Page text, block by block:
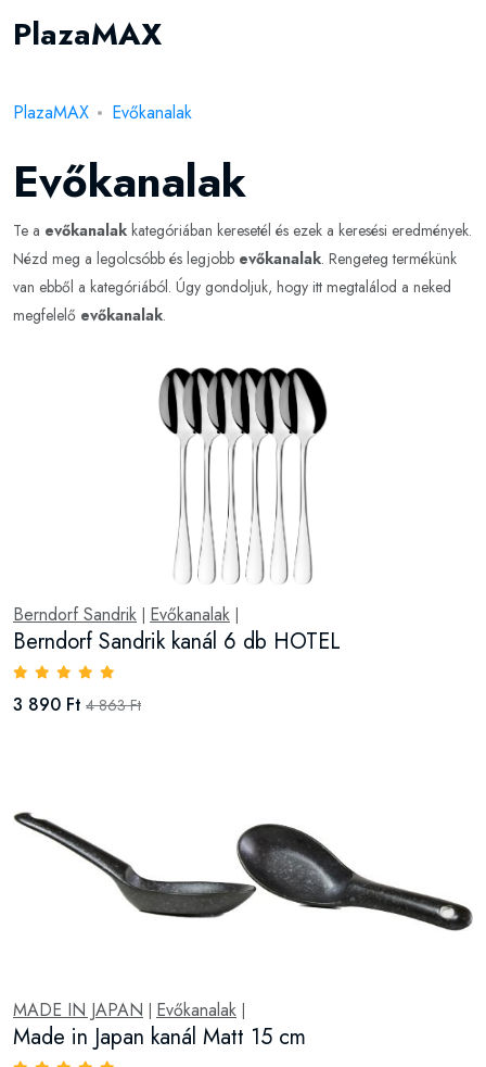
PlazaMAX
PlazaMAX Evőkanalak
Evőkanalak
Te a evőkanalak kategóriában keresetél és ezek a keresési eredmények.
Nézd meg a legolcsóbb és legjobb evőkanalak. Rengeteg termékünk
van ebből a kategóriából. Úgy gondoljuk, hogy itt megtalálod a neked
megfelelő evőkanalak.
Berndorf Sandrik Evőkanalak
Berndorf Sandrik kanál 6 db HOTEL
3 890 Ft 4 863 Ft
MADE IN JAPAN Evőkanalak
Made in Japan kanál Matt 15 cm